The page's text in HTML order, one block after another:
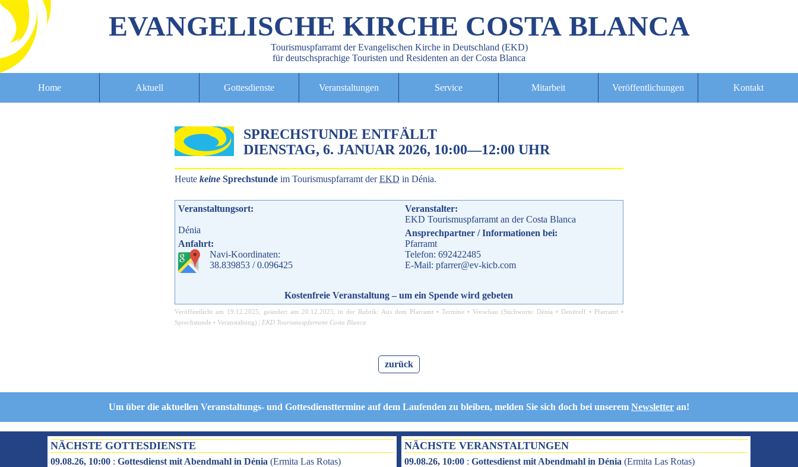
EVANGELISCHE KIRCHE COSTA BLANCA
Tourismuspfarramt der Evangelischen Kirche in Deutschland (EKD)
für deutschsprachige Touristen und Residenten an der Costa Blanca
Home Aktuell Gottesdienste Veranstaltungen Service Mitarbeit Veröffentlichungen Kontakt
SPRECHSTUNDE ENTFÄLLT
DIENSTAG, 6. JANUAR 2026, 10:00—12:00 UHR
Heutekeine Sprechstunde im Tourismuspfarramt derEKD in Dénia.
Veranstaltungsort:
Dénia
Anfahrt:
Navi-Koordinaten:
38.839853 / 0.096425
Veranstalter:
EKD Tourismuspfarramt an der Costa Blanca
Ansprechpartner / Informationen bei:
Pfarramt
Telefon: 692422485
E-Mail: pfarrer@ev-kicb.com
Kostenfreie Veranstaltung – um ein Spende wird gebeten
Veröffentlicht am 19.12.2025 , geändert am 20.12.2025 , in der Rubrik: Aus dem Pfarramt • Termine• Vorschau (Stichworte: Dénia • Denitreff • Pfarramt •
Sprechstunde • Veranstaltung) | EKD Tourismuspfarramt Costa Blanca
zurück
Um über die aktuellen Veranstaltungs- und Gottesdiensttermine auf dem Laufenden zu bleiben, melden Sie sich doch bei unserem Newsletter an!
NÄCHSTE GOTTESDIENSTE
09.08.26, 10:00 : Gottesdienst mit Abendmahl in Dénia (Ermita Las Rotas)
NÄCHSTE VERANSTALTUNGEN
09.08.26, 10:00 : Gottesdienst mit Abendmahl in Dénia (Ermita Las Rotas)